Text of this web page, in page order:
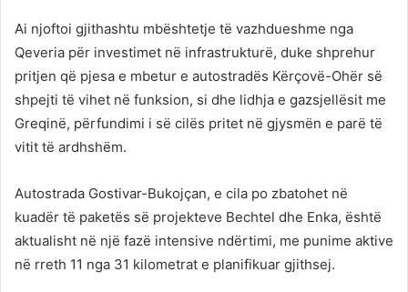
Ai njoftoi gjithashtu mbështetje të vazhdueshme nga
Qeveria për investimet në infrastrukturë, duke shprehur
pritjen që pjesa e mbetur e autostradës Kërçovë-Ohër së
shpejti të vihet në funksion, si dhe lidhja e gazsjellësit me
Greqinë, përfundimi i së cilës pritet në gjysmën e parë të
vitit të ardhshëm.
Autostrada Gostivar-Bukojçan, e cila po zbatohet në
kuadër të paketës së projekteve Bechtel dhe Enka, është
aktualisht në një fazë intensive ndërtimi, me punime aktive
në rreth 11 nga 31 kilometrat e planifikuar gjithsej.